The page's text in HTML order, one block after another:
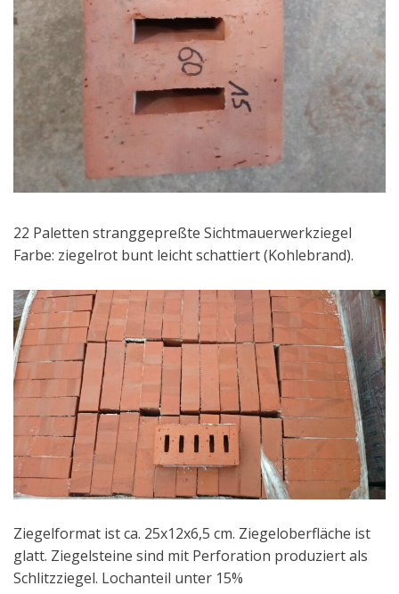
22 Paletten stranggepreßte Sichtmauerwerkziegel
Farbe: ziegelrot bunt leicht schattiert (Kohlebrand).
Ziegelformat ist ca. 25x12x6,5 cm. Ziegeloberfläche ist
glatt. Ziegelsteine sind mit Perforation produziert als
Schlitzziegel. Lochanteil unter 15%